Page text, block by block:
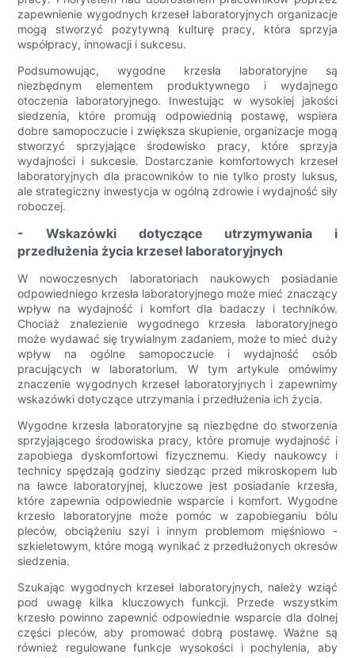
zapewnienie wygodnych krzeseł laboratoryjnych organizacje
mogą stworzyć pozytywną kulturę pracy, która sprzyja
współpracy, innowacji i sukcesu.
Podsumowując, wygodne krzesła laboratoryjne są
niezbędnym elementem produktywnego i wydajnego
otoczenia laboratoryjnego. Inwestując w wysokiej jakości
siedzenia, które promują odpowiednią postawę, wspiera
dobre samopoczucie i zwiększa skupienie, organizacje mogą
stworzyć sprzyjające środowisko pracy, które sprzyja
wydajności i sukcesie. Dostarczanie komfortowych krzeseł
laboratoryjnych dla pracowników to nie tylko prosty luksus,
ale strategiczny inwestycja w ogólną zdrowie i wydajność siły
roboczej.
- Wskazówki dotyczące utrzymywania i
przedłużenia życia krzeseł laboratoryjnych
W nowoczesnych laboratoriach naukowych posiadanie
odpowiedniego krzesła laboratoryjnego może mieć znaczący
wpływ na wydajność i komfort dla badaczy i techników.
Chociaż znalezienie wygodnego krzesła laboratoryjnego
może wydawać się trywialnym zadaniem, może to mieć duży
wpływ na ogólne samopoczucie i wydajność osób
pracujących w laboratorium. W tym artykule omówimy
znaczenie wygodnych krzeseł laboratoryjnych i zapewnimy
wskazówki dotyczące utrzymania i przedłużenia ich życia.
Wygodne krzesła laboratoryjne są niezbędne do stworzenia
sprzyjającego środowiska pracy, które promuje wydajność i
zapobiega dyskomfortowi fizycznemu. Kiedy naukowcy i
technicy spędzają godziny siedząc przed mikroskopem lub
na ławce laboratoryjnej, kluczowe jest posiadanie krzesła,
które zapewnia odpowiednie wsparcie i komfort. Wygodne
krzesło laboratoryjne może pomóc w zapobieganiu bólu
pleców, obciążeniu szyi i innym problemom mięśniowo -
szkieletowym, które mogą wynikać z przedłużonych okresów
siedzenia.
Szukając wygodnych krzeseł laboratoryjnych, należy wziąć
pod uwagę kilka kluczowych funkcji. Przede wszystkim
krzesło powinno zapewnić odpowiednie wsparcie dla dolnej
części pleców, aby promować dobrą postawę. Ważne są
również regulowane funkcje wysokości i pochylenia, aby